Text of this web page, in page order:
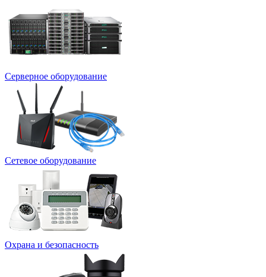
Серверное оборудование
Сетевое оборудование
Охрана и безопасность